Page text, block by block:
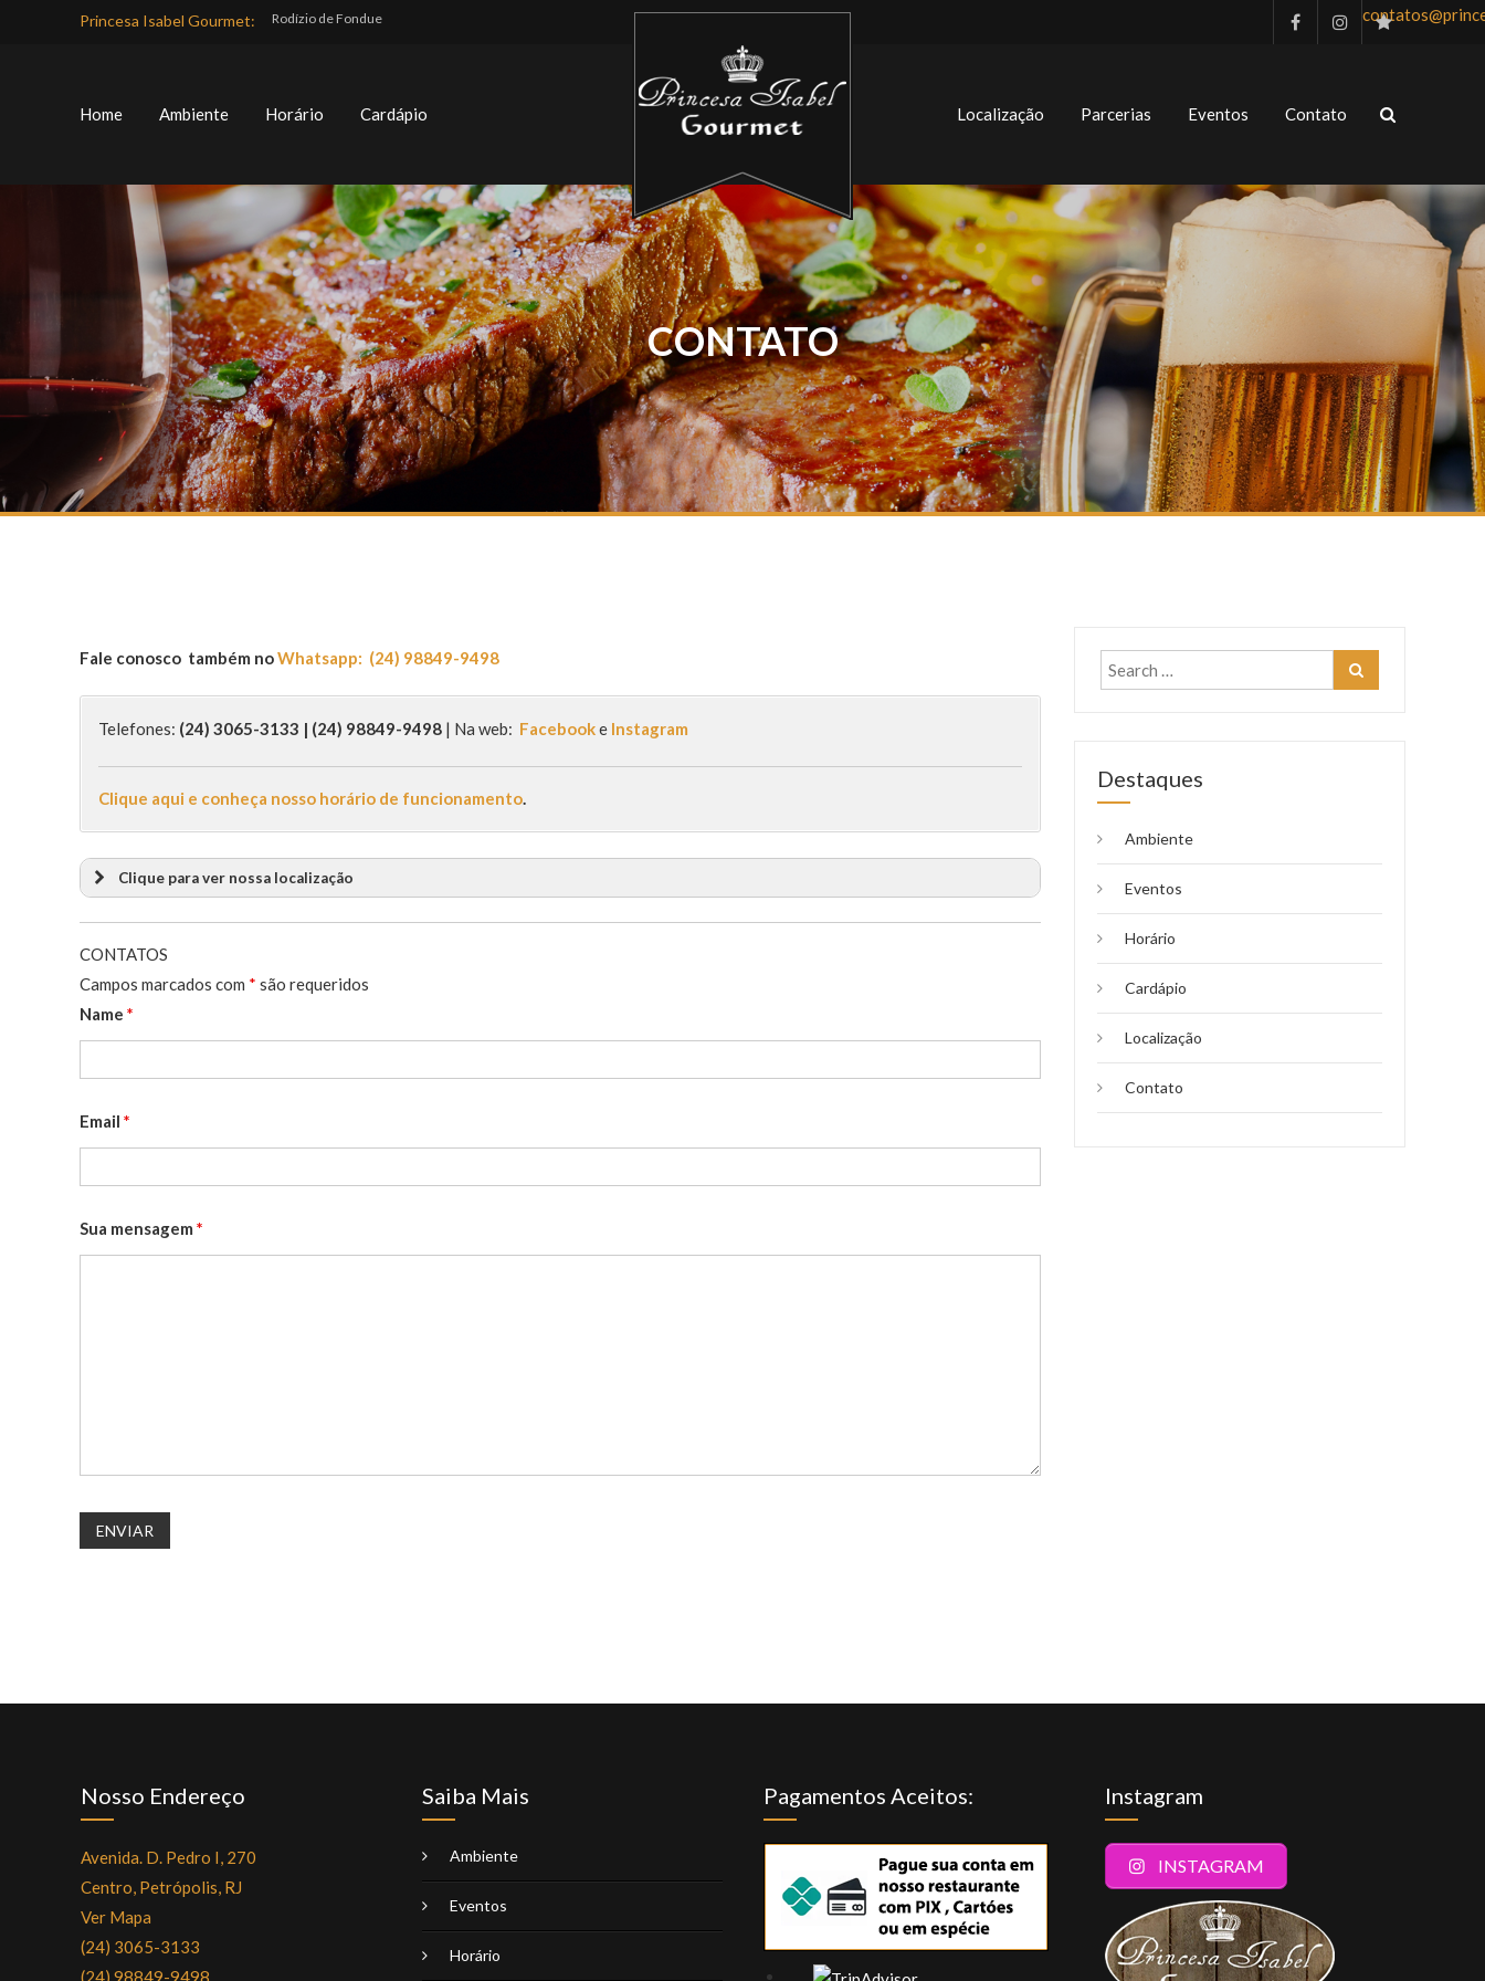
Princesa Isabel Gourmet: Rodízio de Fondue
Home Ambiente Horário Cardápio
Isabel
Gourmet
Petrópolis
–
RJ
Localização Parcerias Eventos Contato
CONTATO
Fale conosco também noWhatsapp: (24) 98849-9498
Telefones: (24) 3065-3133 | (24) 98849-9498 | Na web: Facebooke Instagram
Clique aqui e conheça nosso horário de funcionamento.
Clique para ver nossa localização
CONTATOS
Campos marcados com * são requeridos
Name *
Email *
Sua mensagem *
Destaques
Ambiente
Eventos
Horário
Cardápio
Localização
Contato
Nosso Endereço
Avenida. D. Pedro I, 270
Centro, Petrópolis, RJ
Ver Mapa
(24) 3065-3133
(24) 98849-9498
Saiba Mais
Ambiente
Eventos
Horário
Pagamentos Aceitos: Instagram
INSTAGRAM